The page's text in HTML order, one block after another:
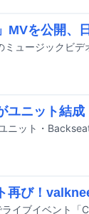
を公開、
ユニット結
再び！